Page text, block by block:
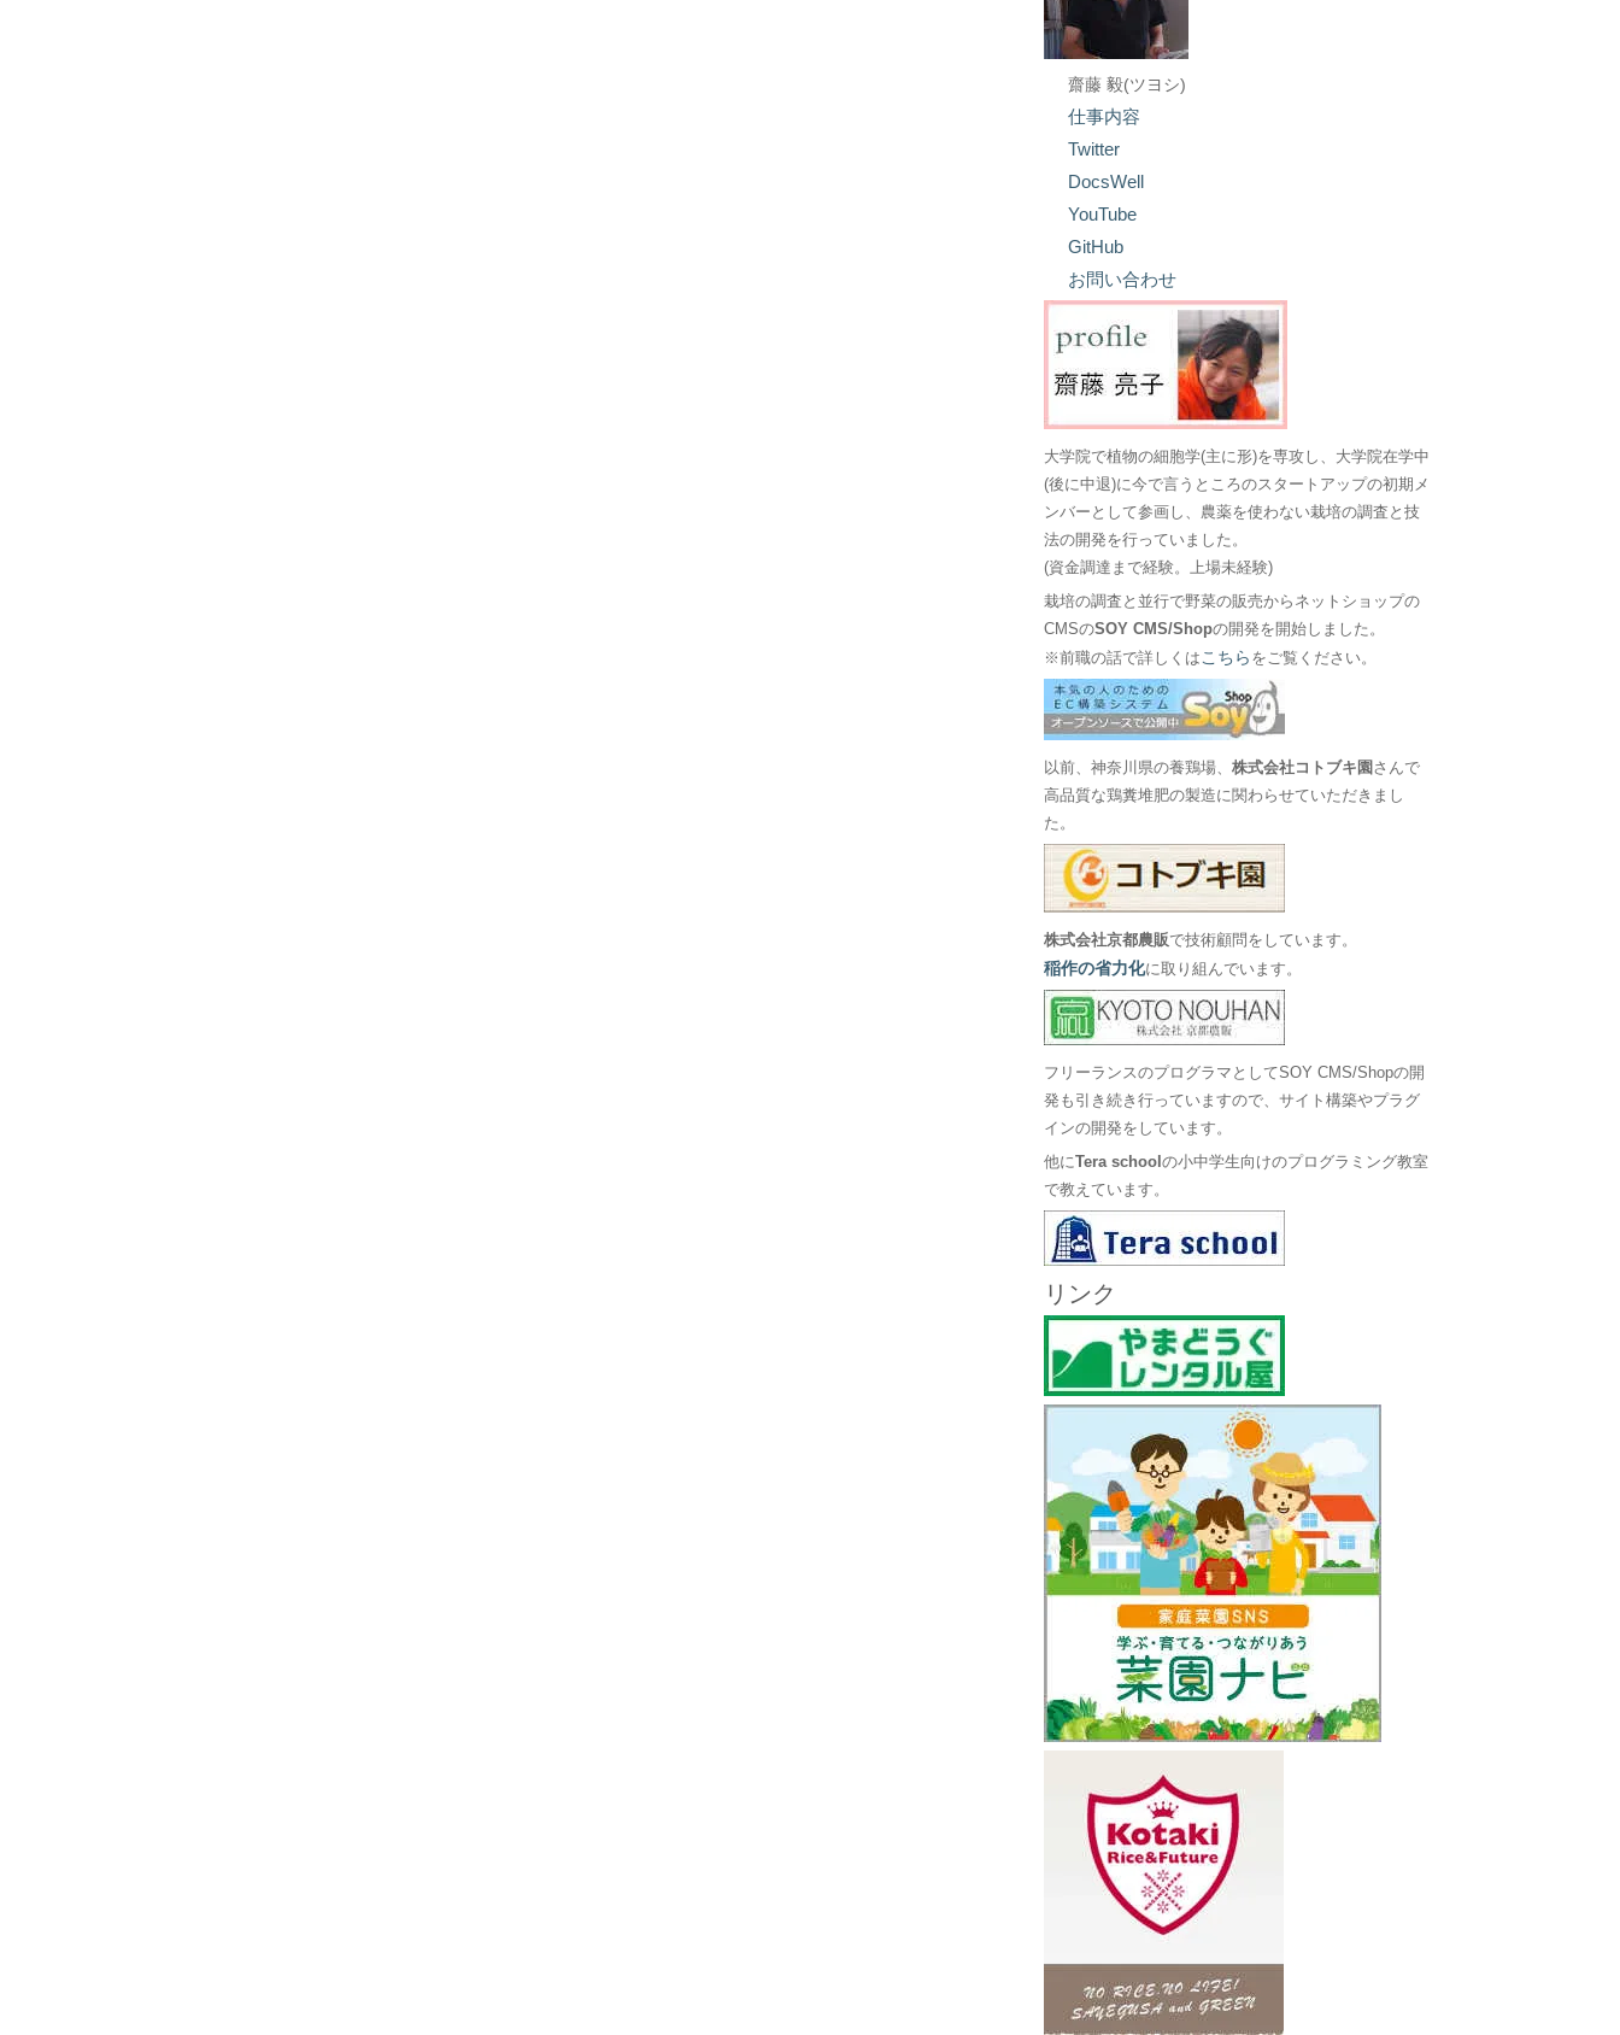
齋藤 毅(ツヨシ)
仕事内容
Twitter
DocsWell
YouTube
GitHub
お問い合わせ
大学院で植物の細胞学(主に形)を専攻し、大学院在学中
(後に中退)に今で言うところのスタートアップの初期メ
ンバーとして参画し、農薬を使わない栽培の調査と技
法の開発を行っていました。
(資金調達まで経験。上場未経験)
栽培の調査と並行で野菜の販売からネットショップの
CMSのSOY CMS/Shopの開発を開始しました。
※前職の話で詳しくは こちら をご覧ください。
以前、神奈川県の養鶏場、株式会社コトブキ園 さんで
高品質な鶏糞堆肥の製造に関わらせていただきまし
た。
株式会社京都農販で技術顧問をしています。
稲作の省力化に取り組んでいます。
フリーランスのプログラマとしてSOY CMS/Shopの開
発も引き続き行っていますので、サイト構築やプラグ
インの開発をしています。
他にTera schoolの小中学生向けのプログラミング教室
で教えています。
リンク